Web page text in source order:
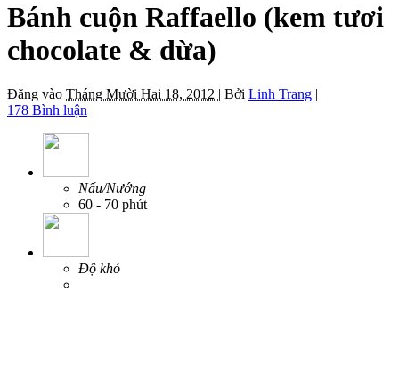
Bánh cuộn Raffaello (kem tươi
chocolate & dừa)
Đăng vào Tháng Mười Hai 18, 2012 | Bởi Linh Trang |
178 Bình luận
Nấu/Nướng
60 - 70 phút
Độ khó